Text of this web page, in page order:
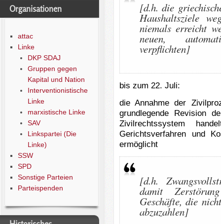
Organisationen
attac
Linke
DKP SDAJ
Gruppen gegen
Kapital und Nation
Interventionistische
Linke
marxistische Linke
SAV
Linkspartei (Die
Linke)
SSW
SPD
Sonstige Parteien
Parteispenden
[d.h. die
Haushaltsziele
niemals erreicht
neuen,
verpflichten]
bis zum 22. Juli:
die Annahme der
grundlegende Revision
Zivilrechtssystem
Gerichtsverfahren und
ermöglicht
[d.h.
damit
Geschäfte, die
abzuzahlen]